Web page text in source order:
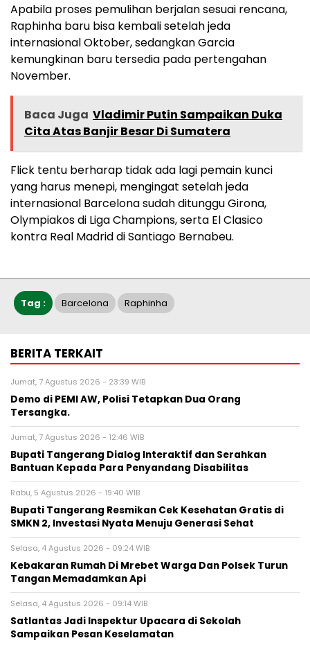
Apabila proses pemulihan berjalan sesuai rencana,
Raphinha baru bisa kembali setelah jeda
internasional Oktober, sedangkan Garcia
kemungkinan baru tersedia pada pertengahan
November.
Baca Juga Vladimir Putin Sampaikan Duka
Cita Atas Banjir Besar Di Sumatera
Flick tentu berharap tidak ada lagi pemain kunci
yang harus menepi, mengingat setelah jeda
internasional Barcelona sudah ditunggu Girona,
Olympiakos di Liga Champions, serta El Clasico
kontra Real Madrid di Santiago Bernabeu.
Tag : Barcelona Raphinha
BERITA TERKAIT
Jumat, 7 Agustus 2026 - 23:39 WIB
Demo di PEMI AW, Polisi Tetapkan Dua Orang
Tersangka.
Jumat, 7 Agustus 2026 - 12:46 WIB
Bupati Tangerang Dialog Interaktif dan Serahkan
Bantuan Kepada Para Penyandang Disabilitas
Rabu, 5 Agustus 2026 - 19:40 WIB
‎Bupati Tangerang Resmikan Cek Kesehatan Gratis di
SMKN 2, Investasi Nyata Menuju Generasi Sehat
Selasa, 4 Agustus 2026 - 09:24 WIB
Kebakaran Rumah Di Mrebet Warga Dan Polsek Turun
Tangan Memadamkan Api
Selasa, 4 Agustus 2026 - 09:14 WIB
Satlantas Jadi Inspektur Upacara di Sekolah
Sampaikan Pesan Keselamatan